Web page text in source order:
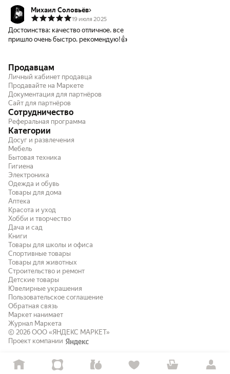
Михаил Соловьёв
19 июля 2025
Достоинства: качество отличное. все
пришло очень быстро. рекомендую!👍
Продавцам
Личный кабинет продавца
Продавайте на Маркете
Документация для партнёров
Сайт для партнёров
Сотрудничество
Реферальная программа
Категории
Досуг и развлечения
Мебель
Бытовая техника
Гигиена
Электроника
Одежда и обувь
Товары для дома
Аптека
Красота и уход
Хобби и творчество
Дача и сад
Книги
Товары для школы и офиса
Спортивные товары
Товары для животных
Строительство и ремонт
Детские товары
Ювелирные украшения
Пользовательское соглашение
Обратная связь
Маркет нанимает
Журнал Маркета
© 2026 ООО «ЯНДЕКС МАРКЕТ»
Проект компании